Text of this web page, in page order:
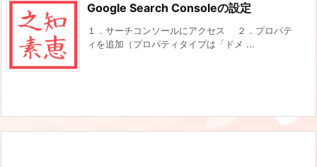
Google Search Consoleの設定
１．サーチコンソールにアクセス ２．プロパテ
ィを追加（プロパティタイプは「ドメ ...